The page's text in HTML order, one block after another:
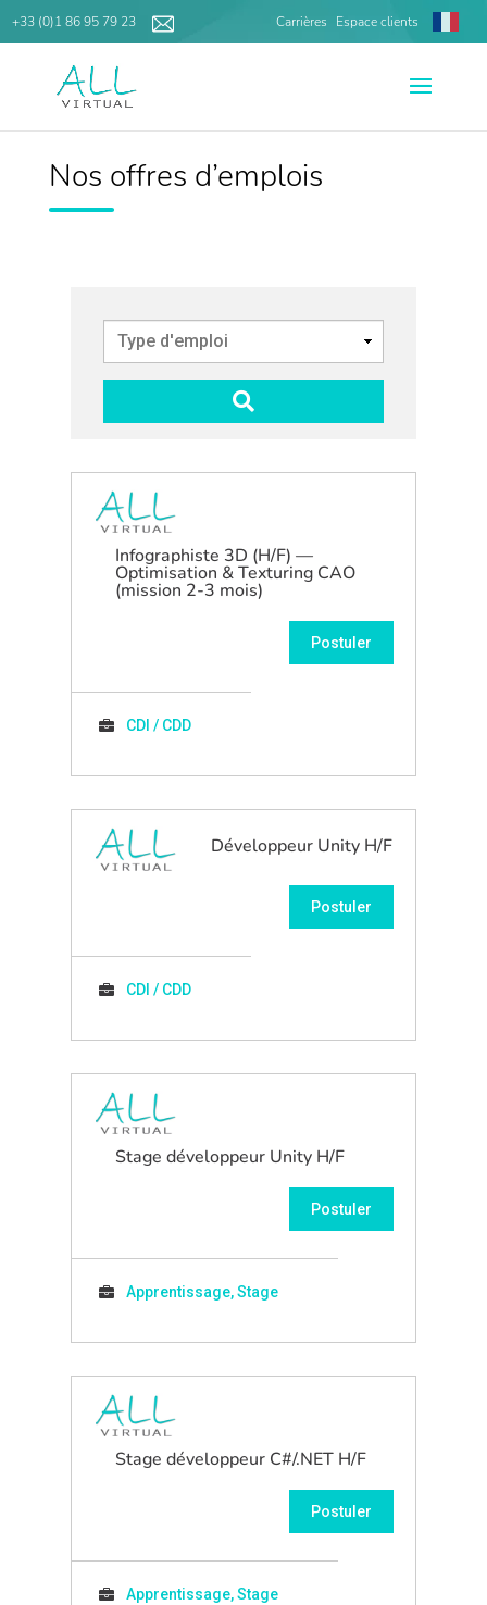
+33 (0)1 86 95 79 23 Carrières Espace clients
Nos offres d’emplois
Infographiste 3D (H/F) —
Optimisation & Texturing CAO
(mission 2-3 mois)
Postuler
CDI / CDD
Développeur Unity H/F
Postuler
CDI / CDD
Stage développeur Unity H/F
Postuler
Apprentissage, Stage
Stage développeur C#/.NET H/F
Postuler
Apprentissage, Stage